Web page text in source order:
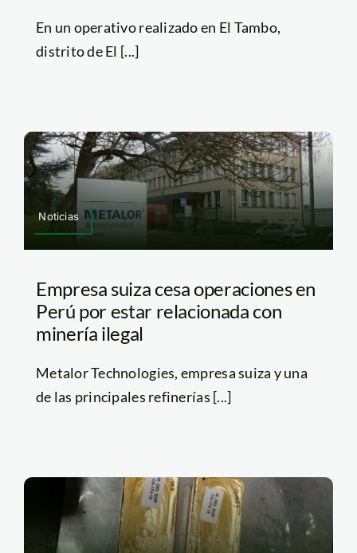
En un operativo realizado en El Tambo,
distrito de El [...]
Noticias
Empresa suiza cesa operaciones en
Perú por estar relacionada con
minería ilegal
Metalor Technologies, empresa suiza y una
de las principales refinerías [...]